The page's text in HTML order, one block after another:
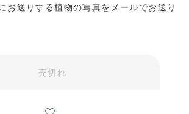
お送りする植物の写真をメールでお送り
売切れ